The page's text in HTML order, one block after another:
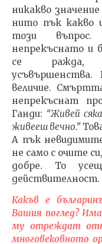
никакво
нито пък какво
този
непрекъснато и
се ражда,
величие.
непрекъснат
Ганди: “Живей
живееш вечно.”
А пък
не само с очите
добре. То
действителност.
Какъв е
Вашия поглед?
му отреждат
многовековното